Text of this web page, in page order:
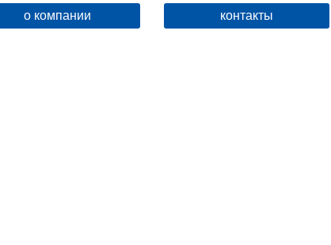
о компании контакты